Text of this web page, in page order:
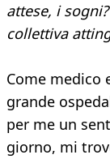
attese, i
collettiva
Come medico
grande
per me un
giorno, mi